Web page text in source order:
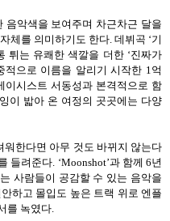
음악색을 보여주며 차근차근 달을
체를 의미하기도 한다. 데뷔곡 ‘기
튀는 유쾌한 색깔을 더한‘진짜가
적으로 이름을 알리기 시작한 1 억
이시스트 서동성과 본격적으로 함
이 밟아 온 여정의 곳곳에는 다양
워한다면 아무 것도 바뀌지 않는다
들려준다 . ‘Moonshot’과 함께 6년
사람들이 공감할 수 있는 음악을
하고 몰입도 높은 트랙 위로 엔플
를 녹였다